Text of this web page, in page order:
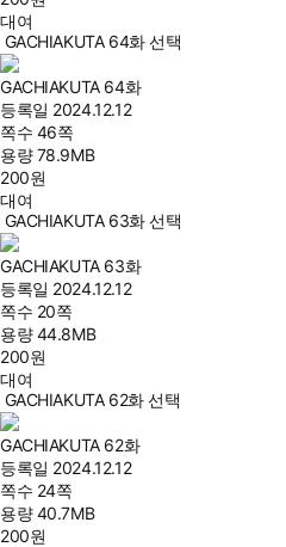
대여
GACHIAKUTA 64화 선택
GACHIAKUTA 64화
등록일 2024.12.12
쪽수 46쪽
용량78.9MB
200원
대여
GACHIAKUTA 63화 선택
GACHIAKUTA 63화
등록일 2024.12.12
쪽수 20쪽
용량44.8MB
200원
대여
GACHIAKUTA 62화 선택
GACHIAKUTA 62화
등록일 2024.12.12
쪽수 24쪽
용량40.7MB
200원